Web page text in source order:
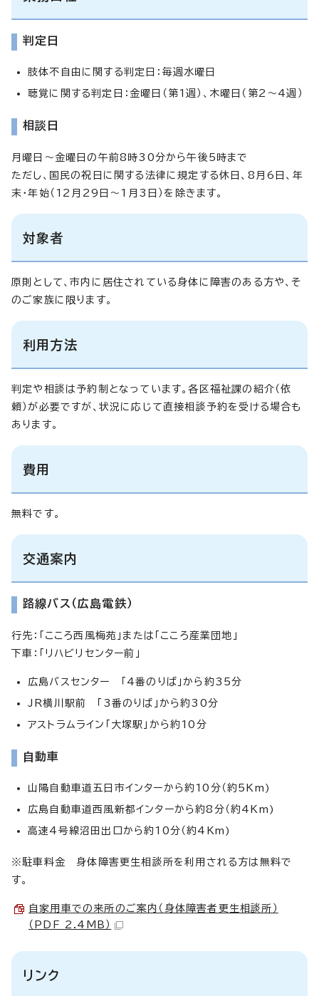
判定日
肢体不自由に関する判定日：毎週水曜日
聴覚に関する判定日：金曜日（第1週）、木曜日（第2～4週）
相談日
月曜日～金曜日の午前8時30分から午後5時まで
ただし、国民の祝日に関する法律に規定する休日、8月6日、年
末・年始（12月29日～1月3日）を除きます。
対象者
原則として、市内に居住されている身体に障害のある方や、そ
のご家族に限ります。
利用方法
判定や相談は予約制となっています。各区福祉課の紹介（依
頼）が必要ですが、状況に応じて直接相談予約を受ける場合も
あります。
費用
無料です。
交通案内
路線バス（広島電鉄）
行先：「こころ西風梅苑」または「こころ産業団地」
下車：「リハビリセンター前」
広島バスセンター 「4番のりば」から約35分
JR横川駅前 「3番のりば」から約30分
アストラムライン「大塚駅」から約10分
自動車
山陽自動車道五日市インターから約10分（約5Km)
広島自動車道西風新都インターから約8分（約4Km)
高速4号線沼田出口から約10分（約4Km)
※駐車料金 身体障害更生相談所を利用される方は無料で
す。
自家用車での来所のご案内（身体障害者更生相談所）
（PDF 2.4MB）
リンク